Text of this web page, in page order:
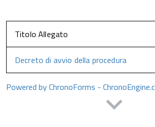
Titolo Allegato
Decreto di avvio della procedura
Powered by ChronoForms -